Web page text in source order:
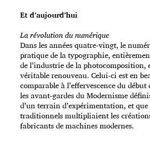
Et d’aujourd’hui
La révolution du numérique
Dans les années quatre-vingt, le
pratique de la typographie,
de l’industrie de la photocomposition,
véritable renouveau. Celui-ci est en
comparable à l’effervescence du
les avant-gardes du Modernisme
d’un terrain d’expérimen­tation, et que
traditionnels multipliaient les
fabricants de machines modernes.